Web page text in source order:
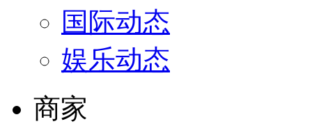
国际动态
娱乐动态
商家